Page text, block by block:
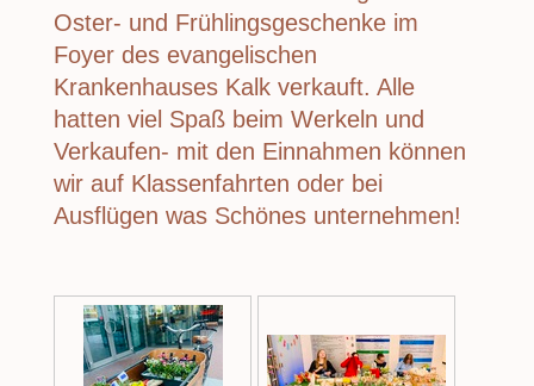
Oster- und Frühlingsgeschenke im
Foyer des evangelischen
Krankenhauses Kalk verkauft. Alle
hatten viel Spaß beim Werkeln und
Verkaufen- mit den Einnahmen können
wir auf Klassenfahrten oder bei
Ausflügen was Schönes unternehmen!